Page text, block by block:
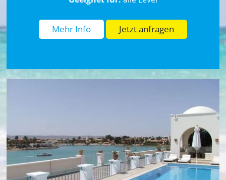
Mehr Info Jetzt anfragen